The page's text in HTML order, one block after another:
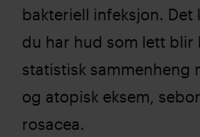
bakteriell infeksjon.
du har hud som lett blir
statistisk sammenheng
og atopisk eksem,
rosacea.